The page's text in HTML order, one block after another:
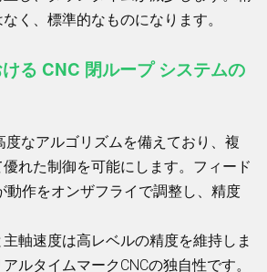
く、標準的なものになります。
る CNC 閉ループ システムの
度なアルゴリズムを備えており、複
れた制御を可能にします。フィード
動作をオンザフライで調整し、精度
軸速度は高レベルの精度を維持しま
ルタイムマークCNCの独自性です。